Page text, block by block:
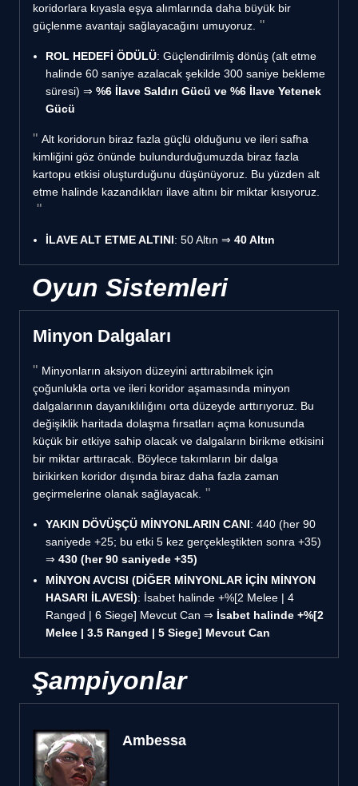
koridorlara kıyasla eşya alımlarında daha büyük bir
güçlenme avantajı sağlayacağını umuyoruz.
ROL HEDEFİ ÖDÜLÜ: Güçlendirilmiş dönüş (alt etme
halinde 60 saniye azalacak şekilde 300 saniye bekleme
süresi) ⇒ %6 İlave Saldırı Gücü ve %6 İlave Yetenek
Gücü
Alt koridorun biraz fazla güçlü olduğunu ve ileri safha
kimliğini göz önünde bulundurduğumuzda biraz fazla
kartopu etkisi oluşturduğunu düşünüyoruz. Bu yüzden alt
etme halinde kazandıkları ilave altını bir miktar kısıyoruz.
İLAVE ALT ETME ALTINI: 50 Altın ⇒ 40 Altın
Oyun Sistemleri
Minyon Dalgaları
Minyonların aksiyon düzeyini arttırabilmek için
çoğunlukla orta ve ileri koridor aşamasında minyon
dalgalarının dayanıklılığını orta düzeyde arttırıyoruz. Bu
değişiklik haritada dolaşma fırsatları açma konusunda
küçük bir etkiye sahip olacak ve dalgaların birikme etkisini
bir miktar arttıracak. Böylece takımların bir dalga
birikirken koridor dışında biraz daha fazla zaman
geçirmelerine olanak sağlayacak.
YAKIN DÖVÜŞÇÜ MİNYONLARIN CANI: 440 (her 90
saniyede +25; bu etki 5 kez gerçekleştikten sonra +35)
⇒ 430 (her 90 saniyede +35)
MİNYON AVCISI (DİĞER MİNYONLAR İÇİN MİNYON
HASARI İLAVESİ): İsabet halinde +%[2 Melee | 4
Ranged | 6 Siege] Mevcut Can ⇒ İsabet halinde +%[2
Melee | 3.5 Ranged | 5 Siege] Mevcut Can
Şampiyonlar
Ambessa